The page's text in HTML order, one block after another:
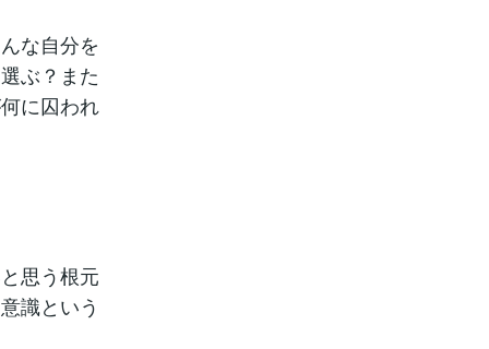
な自分を
ぶ？また
に囚われ
思う根元
識という